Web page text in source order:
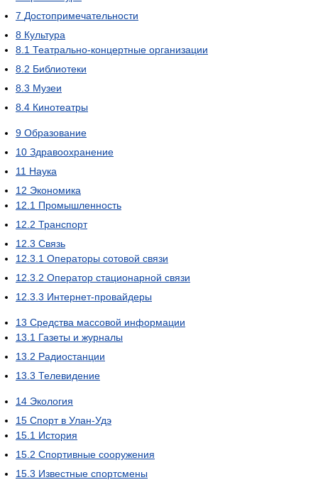
7 Достопримечательности
8 Культура
8.1 Театрально-концертные организации
8.2 Библиотеки
8.3 Музеи
8.4 Кинотеатры
9 Образование
10 Здравоохранение
11 Наука
12 Экономика
12.1 Промышленность
12.2 Транспорт
12.3 Связь
12.3.1 Операторы сотовой связи
12.3.2 Оператор стационарной связи
12.3.3 Интернет-провайдеры
13 Средства массовой информации
13.1 Газеты и журналы
13.2 Радиостанции
13.3 Телевидение
14 Экология
15 Спорт в Улан-Удэ
15.1 История
15.2 Спортивные сооружения
15.3 Известные спортсмены